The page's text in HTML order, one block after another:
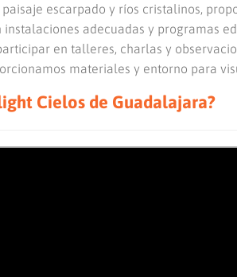
paisaje escarpado y ríos cristalinos,
instalaciones adecuadas y programas
en talleres, charlas y
materiales y entorno para
Cielos de Guadalajara?